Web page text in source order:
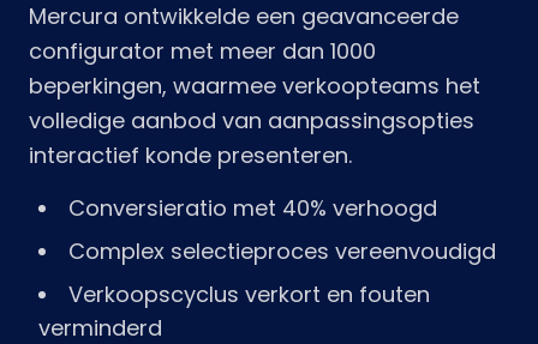
Mercura ontwikkelde een geavanceerde
configurator met meer dan 1000
beperkingen, waarmee verkoopteams het
volledige aanbod van aanpassingsopties
interactief konde presenteren.
Conversieratio met 40% verhoogd
Complex selectieproces vereenvoudigd
Verkoopscyclus verkort en fouten
verminderd